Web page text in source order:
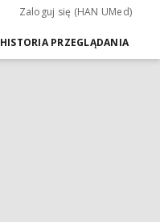
Zaloguj się (HAN UMed)
HISTORIA PRZEGLĄDANIA